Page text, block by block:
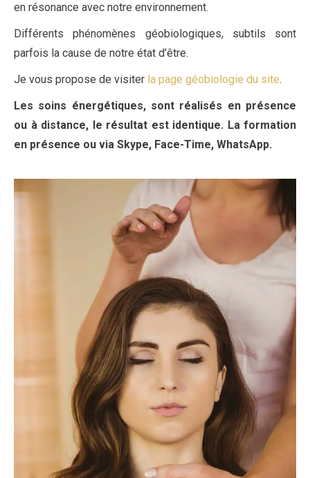
en résonance avec notre environnement.
Différents phénomènes géobiologiques, subtils sont
parfois la cause de notre état d’être.
Je vous propose de visiter la page géobiologie du site.
Les soins énergétiques, sont réalisés en présence
ou à distance, le résultat est identique. La formation
en présence ou via Skype, Face-Time, WhatsApp.